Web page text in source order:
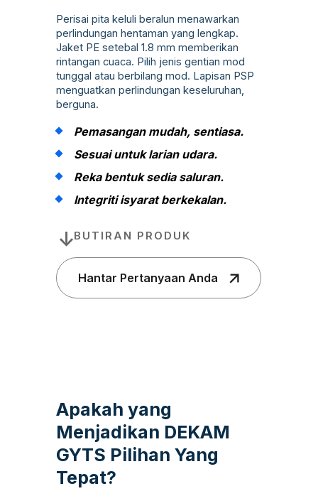
Perisai pita keluli beralun menawarkan
perlindungan hentaman yang lengkap.
Jaket PE setebal 1.8 mm memberikan
rintangan cuaca. Pilih jenis gentian mod
tunggal atau berbilang mod. Lapisan PSP
menguatkan perlindungan keseluruhan,
berguna.
Pemasangan mudah, sentiasa.
Sesuai untuk larian udara.
Reka bentuk sedia saluran.
Integriti isyarat berkekalan.
BUTIRAN PRODUK
Hantar Pertanyaan Anda
Apakah yang
Menjadikan DEKAM
GYTS Pilihan Yang
Tepat?